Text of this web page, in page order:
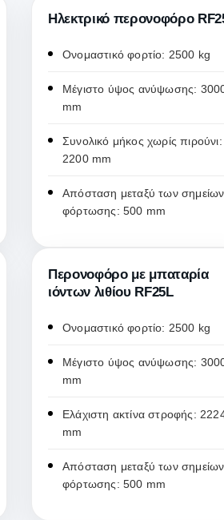
Ηλεκτρικό περονοφόρο
Ονομαστικό φορτίο: 2500 kg
Μέγιστο ύψος ανύψωσης:
mm
Συνολικό μήκος χωρίς πιρούνι:
2200 mm
Απόσταση μεταξύ των σημείων
φόρτωσης: 500 mm
Περονοφόρο με μπαταρία
ιόντων λιθίου RF25L
Ονομαστικό φορτίο: 2500 kg
Μέγιστο ύψος ανύψωσης:
mm
Ελάχιστη ακτίνα στροφής:
mm
Απόσταση μεταξύ των σημείων
φόρτωσης: 500 mm